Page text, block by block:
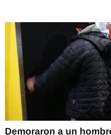
Demoraron a un